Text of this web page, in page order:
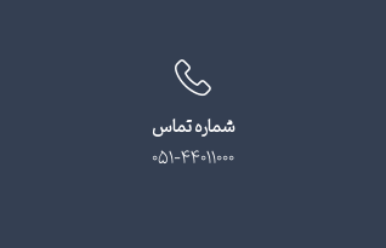
شماره تماس
051-44011000